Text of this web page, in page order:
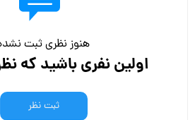
هنوز نظری ثبت
اولین نفری باشید که
ثبت نظر